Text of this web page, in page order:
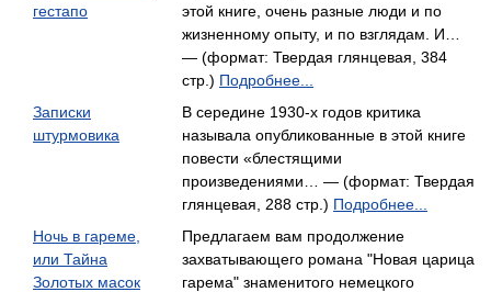
гестапо
этой книге, очень разные люди и по
жизненному опыту, и по взглядам. И…
— (формат: Твердая глянцевая, 384
стр.) Подробнее...
Записки
штурмовика
В середине 1930-х годов критика
называла опубликованные в этой книге
повести «блестящими
произведениями… — (формат: Твердая
глянцевая, 288 стр.) Подробнее...
Ночь в гареме,
или Тайна
Золотых масок
Предлагаем вам продолжение
захватывающего романа "Новая царица
гарема" знаменитого немецкого